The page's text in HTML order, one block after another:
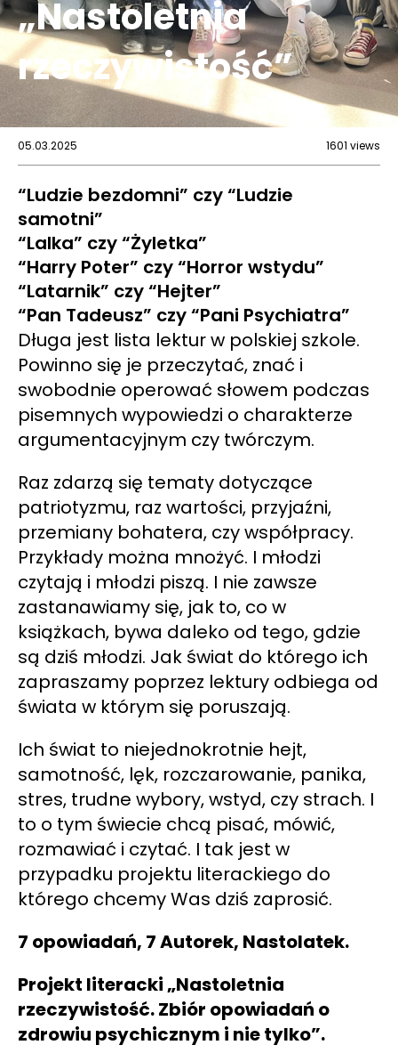
„Nastoletnia
rzeczywistość”
05.03.2025 1601 views
“Ludzie bezdomni” czy “Ludzie
samotni”
“Lalka” czy “Żyletka”
“Harry Poter” czy “Horror wstydu”
“Latarnik” czy “Hejter”
“Pan Tadeusz” czy “Pani Psychiatra”
Długa jest lista lektur w polskiej szkole.
Powinno się je przeczytać, znać i
swobodnie operować słowem podczas
pisemnych wypowiedzi o charakterze
argumentacyjnym czy twórczym.
Raz zdarzą się tematy dotyczące
patriotyzmu, raz wartości, przyjaźni,
przemiany bohatera, czy współpracy.
Przykłady można mnożyć. I młodzi
czytają i młodzi piszą. I nie zawsze
zastanawiamy się, jak to, co w
książkach, bywa daleko od tego, gdzie
są dziś młodzi. Jak świat do którego ich
zapraszamy poprzez lektury odbiega od
świata w którym się poruszają.
Ich świat to niejednokrotnie hejt,
samotność, lęk, rozczarowanie, panika,
stres, trudne wybory, wstyd, czy strach. I
to o tym świecie chcą pisać, mówić,
rozmawiać i czytać. I tak jest w
przypadku projektu literackiego do
którego chcemy Was dziś zaprosić.
7 opowiadań, 7 Autorek, Nastolatek.
Projekt literacki „Nastoletnia
rzeczywistość. Zbiór opowiadań o
zdrowiu psychicznym i nie tylko”.